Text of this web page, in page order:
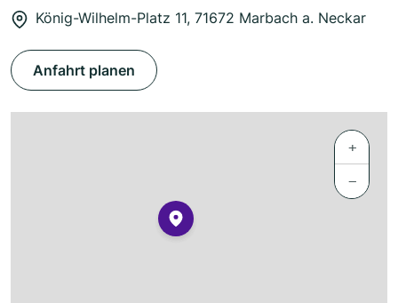
König-Wilhelm-Platz 11, 71672 Marbach a. Neckar
Anfahrt planen
+
−